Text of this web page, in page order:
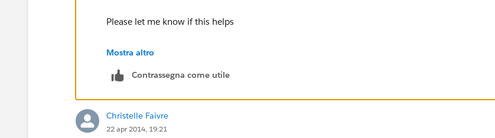
Please let me know if this helps
Regards
Sachin
Mostra altro
Contrassegna come utile
Christelle Faivre
22 apr 2014, 19:21